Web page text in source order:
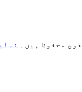
محفوظ ہیں۔